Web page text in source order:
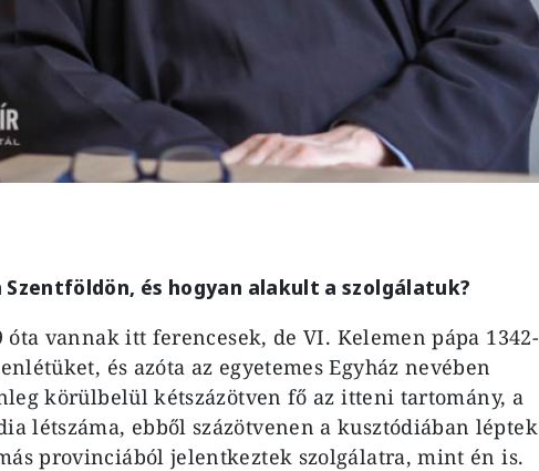
és hogyan alakult a szolgálatuk?
óta vannak itt ferencesek, de VI. Kelemen pápa 1342-
és azóta az egyetemes Egyház nevében
körülbelül kétszázötven fő az itteni tartomány, a
létszáma, ebből százötvenen a kusztódiában léptek
provinciából jelentkeztek szolgálatra, mint én is.